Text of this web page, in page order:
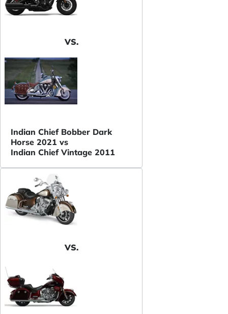
VS.
Indian Chief Bobber Dark
Horse 2021 vs
Indian Chief Vintage 2011
VS.